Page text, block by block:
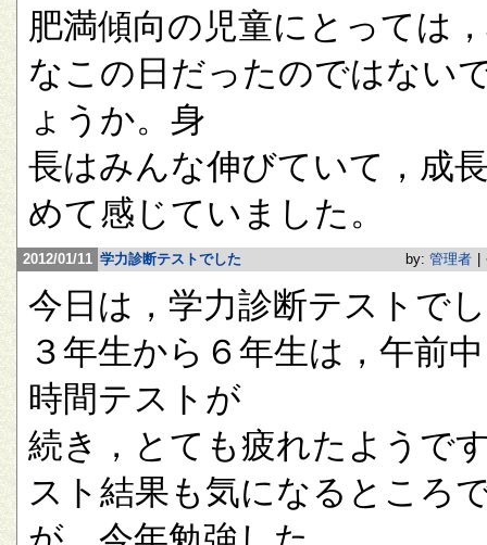
肥満傾向の児童にとっては
なこの日だったのではない
ょうか。身
長はみんな伸びていて，成
めて感じていました。
2012/01/11 学力診断テストでした by: 管理者
今日は，学力診断テストで
３年生から６年生は，午前
時間テストが
続き，とても疲れたようで
スト結果も気になるところ